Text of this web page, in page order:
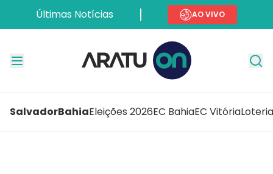
Últimas Notícias AO VIVO
SalvadorBahiaEleições 2026EC BahiaEC Vitória